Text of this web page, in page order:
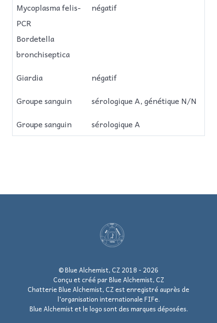
Mycoplasma felis-
PCR
Bordetella
bronchiseptica
négatif
Giardia
négatif
Groupe sanguin
sérologique A, génétique N/N
Groupe sanguin
sérologique A
© Blue Alchemist, CZ 2018 - 2026
Conçu et créé par Blue Alchemist, CZ
Chatterie Blue Alchemist, CZ est enregistré auprès de
l'organisation internationale FIFe.
Blue Alchemist et le logo sont des marques déposées.